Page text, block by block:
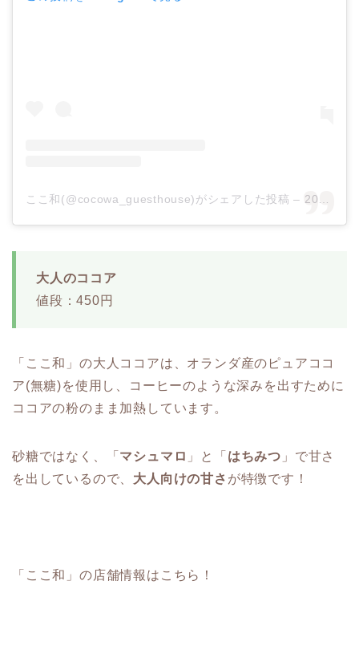
ここ和(@cocowa_guesthouse)がシェアした投稿 – 2020年 1月月28日午前3時25分PST
大人のココア
値段：450円
「ここ和」の大人ココアは、オランダ産のピュアココ
ア(無糖)を使用し、コーヒーのような深みを出すために
ココアの粉のまま加熱しています。
砂糖ではなく、「 マシュマロ 」と「 はちみつ 」で甘さ
を出しているので、 大人向けの甘さ が特徴です！
「ここ和」の店舗情報はこちら！